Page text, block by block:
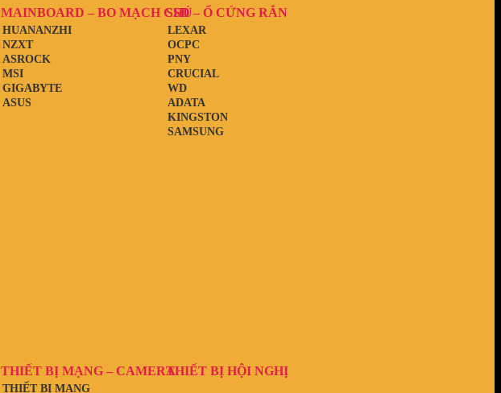
MAINBOARD – BO MẠCH CHỦ
ASUS
GIGABYTE
MSI
ASROCK
NZXT
HUANANZHI
SSD – Ổ CỨNG RẮN
SAMSUNG
KINGSTON
ADATA
WD
CRUCIAL
PNY
OCPC
LEXAR
THIẾT BỊ MẠNG – CAMERA
THIẾT BỊ MẠNG
THIẾT BỊ HỘI NGHỊ